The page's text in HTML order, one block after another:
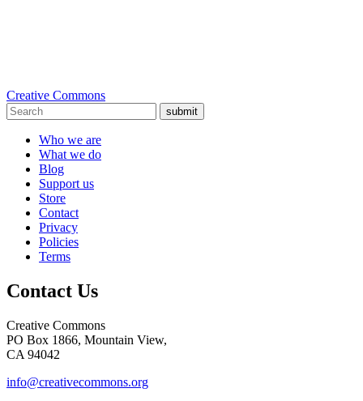
Creative Commons
submit
Who we are
What we do
Blog
Support us
Store
Contact
Privacy
Policies
Terms
Contact Us
Creative Commons
PO Box 1866, Mountain View,
CA 94042
info@creativecommons.org